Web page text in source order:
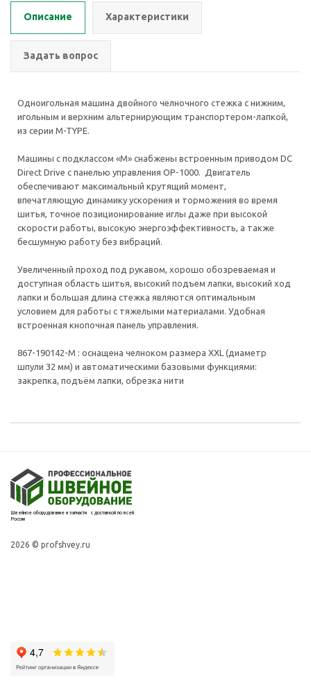
Описание Характеристики
Задать вопрос
Одноигольная машина двойного челночного стежка с нижним,
игольным и верхним альтернирующим транспортером-лапкой,
из серии M-TYPE.
Машины с подклассом «М» снабжены встроенным приводом DC
Direct Drive с панелью управления ОР-1000. Двигатель
обеспечивают максимальный крутящий момент,
впечатляющую динамику ускорения и торможения во время
шитья, точное позиционирование иглы даже при высокой
скорости работы, высокую энергоэффективность, а также
бесшумную работу без вибраций.
Увеличенный проход под рукавом, хорошо обозреваемая и
доступная область шитья, высокий подъем лапки, высокий ход
лапки и большая длина стежка являются оптимальным
условием для работы с тяжелыми материалами. Удобная
встроенная кнопочная панель управления.
867-190142-М : оснащена челноком размера XXL (диаметр
шпули 32 мм) и автоматическими базовыми функциями:
закрепка, подъём лапки, обрезка нити
Швейное оборудование и запчасти с доставкой по всей
России
2026 © profshvey.ru